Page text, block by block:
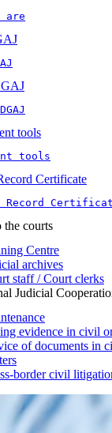
are
tools
tools
Certificate
Record
the courts
Centre
archives
staff / Court clerks
Judicial
evidence in civil
of documents in
border civil